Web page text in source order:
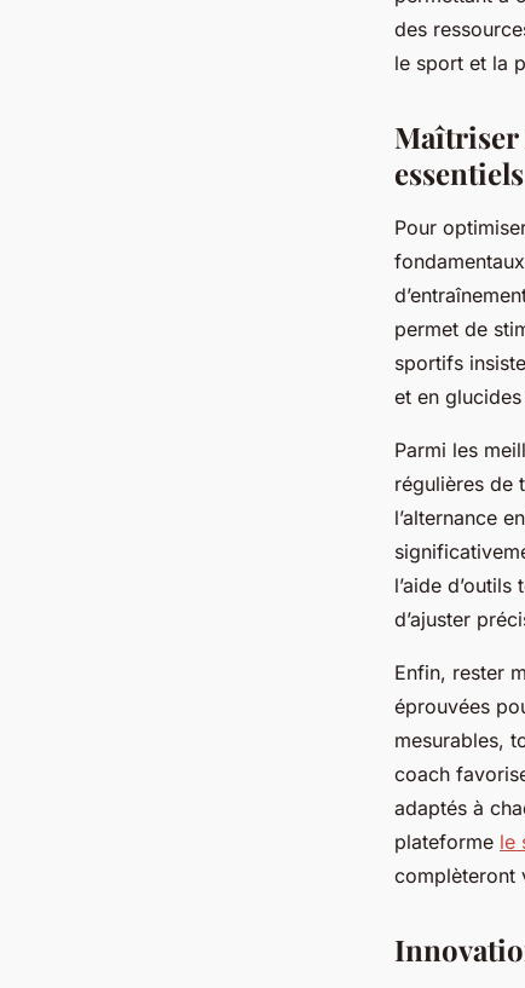
des
le sport et la
Maîtriser
essentiels
Pour
permet de
sportifs
et en
Parmi les
régulières de
l’alternance
l’aide
d’ajuster
Enfin, rester
éprouvées
mesurables,
coach
adaptés à
plateforme le
complèteront